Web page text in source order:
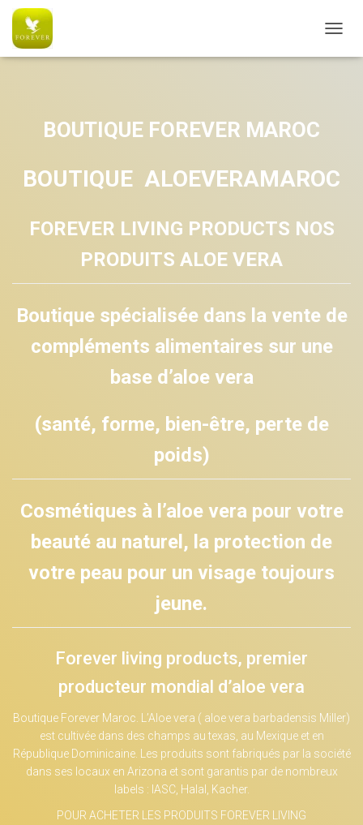
AC6C770CE5B0574051A5080E326B8091
BOUTIQUE FOREVER MAROC
BOUTIQUE ALOEVERAMAROC
FOREVER LIVING PRODUCTS NOS
PRODUITS ALOE VERA
Boutique spécialisée dans la vente de
compléments alimentaires sur une
base d’aloe vera
(santé, forme, bien-être, perte de
poids)
Cosmétiques à l’aloe vera pour votre
beauté au naturel, la protection de
votre peau pour un visage toujours
jeune.
Forever living products, premier
producteur mondial d’aloe vera
Boutique Forever Maroc. L’Aloe vera ( aloe vera barbadensis Miller)
est cultivée dans des champs au texas, au Mexique et en
République Dominicaine. Les produits sont fabriqués par la société
dans ses locaux en Arizona et sont garantis par de nombreux
labels : IASC, Halal, Kacher.
POUR ACHETER LES PRODUITS FOREVER LIVING